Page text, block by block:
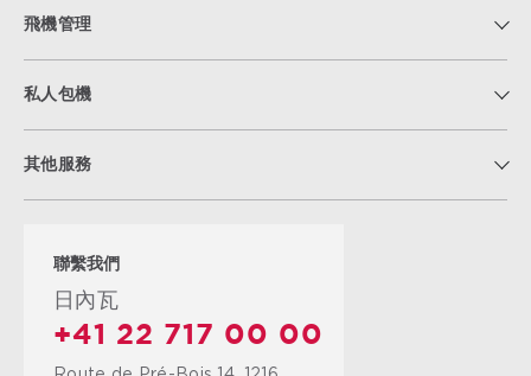
飛機管理
私人包機
其他服務
聯繫我們
日內瓦
+41 22 717 00 00